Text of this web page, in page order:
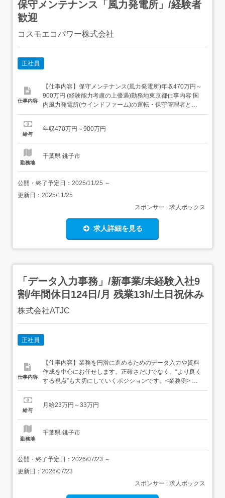
保守メンテナンス「風力発電所」/経験者
歓迎
コスモエコパワー株式会社
正社員
仕事内容
【仕事内容】保守メンテナンス(風力発電所)年収470万円～
900万円 (経験能力考慮の上優遇)勤務地東京都仕事内容 国
内風力発電所(ウインドファーム)の運転・保守管理者とし
て業務に携わっていただきます。本社にて研修を行ってい
については本社HPをご確認ください。参考URL: <具体的
給与
年収470万円～900万円
勤務地
千葉県 銚子市
公開・終了予定日： 2025/11/25 ～
更新日： 2025/11/25
スポンサー : 求人ボックス
求人詳細を見る
「データ入力事務」/新事業/未経験入社9
割/年間休日124日/月 残業13h/土日祝休み
株式会社ATJC
正社員
仕事内容
【仕事内容】業務を円滑に進めるためのデータ入力や資料
作成を中心にお任せします。正確さだけでなく、“より良く
する視点”も大切にしていくポジションです。<業務例> デ
ータ集計・入力 Excelやスプレッドシートでの資料作成 報
務フローの整理・標準化 関数やツールを使った効率化 RPA
給与
月給23万円～33万円
勤務地
千葉県 銚子市
公開・終了予定日： 2026/07/23 ～
更新日： 2026/07/23
スポンサー : 求人ボックス